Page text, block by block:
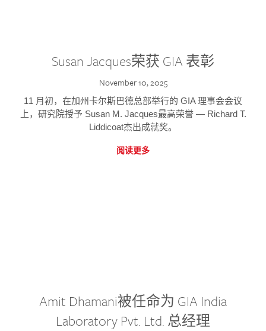
Susan Jacques荣获 GIA 表彰
November 10, 2025
11 月初，在加州卡尔斯巴德总部举行的 GIA 理事会会议
上，研究院授予 Susan M. Jacques最高荣誉 — Richard T.
Liddicoat杰出成就奖。
阅读更多
Amit Dhamani被任命为 GIA India
Laboratory Pvt. Ltd. 总经理